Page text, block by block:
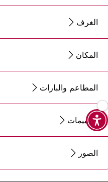
الغرف
المكان
المطاعم والبارات
التقييمات
الصور